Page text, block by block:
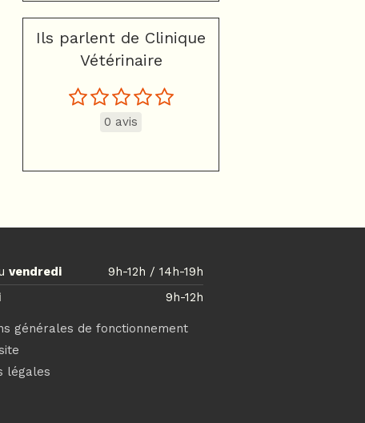
Ils parlent de Clinique
Vétérinaire
0 avis
vendredi
9h-12h / 14h-19h
9h-12h
générales de fonctionnement
légales